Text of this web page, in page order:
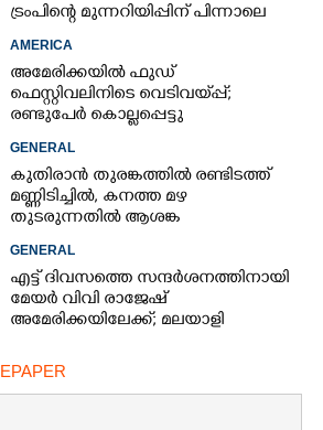
ട്രംപിന്റെ മുന്നറിയിപ്പിന് പിന്നാലെ
AMERICA
അമേരിക്കയിൽ ഫുഡ്
ഫെസ്റ്റിവലിനിടെ വെടിവയ്‌പ്പ്;
രണ്ടുപേർ കൊല്ലപ്പെട്ടു
GENERAL
കുതിരാൻ തുരങ്കത്തിൽ രണ്ടിടത്ത്
മണ്ണിടിച്ചിൽ, കനത്ത മഴ
തുടരുന്നതിൽ ആശങ്ക
GENERAL
എട്ട് ദിവസത്തെ സന്ദർശനത്തിനായി
മേയർ വിവി രാജേഷ്
അമേരിക്കയിലേക്ക്; മലയാളി
EPAPER